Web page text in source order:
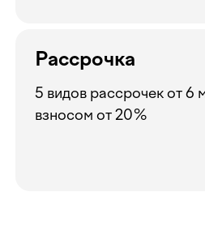
Рассрочка
5 видов рассрочек от 6
взносом от 20%